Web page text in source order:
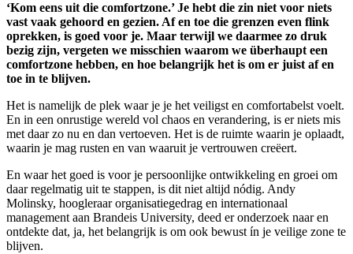
‘Kom eens uit die comfortzone.’ Je hebt die zin niet voor niets
vast vaak gehoord en gezien. Af en toe die grenzen even flink
oprekken, is goed voor je. Maar terwijl we daarmee zo druk
bezig zijn, vergeten we misschien waarom we überhaupt een
comfortzone hebben, en hoe belangrijk het is om er juist af en
toe in te blijven.
Het is namelijk de plek waar je je het veiligst en comfortabelst voelt.
En in een onrustige wereld vol chaos en verandering, is er niets mis
met daar zo nu en dan vertoeven. Het is de ruimte waarin je oplaadt,
waarin je mag rusten en van waaruit je vertrouwen creëert.
En waar het goed is voor je persoonlijke ontwikkeling en groei om
daar regelmatig uit te stappen, is dit niet altijd nódig. Andy
Molinsky, hoogleraar organisatiegedrag en internationaal
management aan Brandeis University, deed er onderzoek naar en
ontdekte dat, ja, het belangrijk is om ook bewust ín je veilige zone te
blijven.